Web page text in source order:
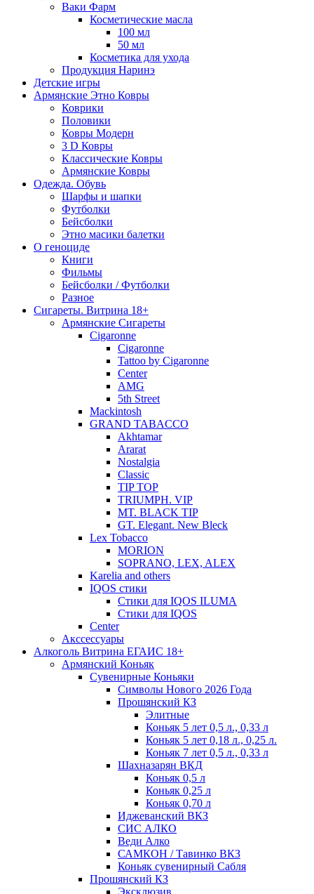
Ваки Фарм
Косметические масла
100 мл
50 мл
Косметика для ухода
Продукция Наринэ
Детские игры
Армянские Этно Ковры
Коврики
Половики
Ковры Модерн
3 D Ковры
Классические Ковры
Армянские Ковры
Одежда. Обувь
Шарфы и шапки
Футболки
Бейсболки
Этно масики балетки
О геноциде
Книги
Фильмы
Бейсболки / Футболки
Разное
Сигареты. Витрина 18+
Армянские Сигареты
Cigaronne
Cigaronne
Tattoo by Cigaronne
Center
AMG
5th Street
Mackintosh
GRAND TABACCO
Akhtamar
Ararat
Nostalgia
Classic
TIP TOP
TRIUMPH. VIP
MT. BLACK TIP
GT. Elegant. New Bleck
Lex Tobacco
MORION
SOPRANO, LEX, ALEX
Karelia and others
IQOS стики
Стики для IQOS ILUMA
Стики для IQOS
Сenter
Акссессуары
Алкоголь Витрина ЕГАИС 18+
Армянский Коньяк
Сувенирные Коньяки
Символы Нового 2026 Года
Прошянский КЗ
Элитные
Коньяк 5 лет 0,5 л., 0,33 л
Коньяк 5 лет 0,18 л., 0,25 л.
Коньяк 7 лет 0,5 л., 0,33 л
Шахназарян ВКД
Коньяк 0,5 л
Коньяк 0,25 л
Коньяк 0,70 л
Иджеванский ВКЗ
СИС АЛКО
Веди Алко
САМКОН / Тавинко ВКЗ
Коньяк сувенирный Сабля
Прошянский КЗ
Эксклюзив